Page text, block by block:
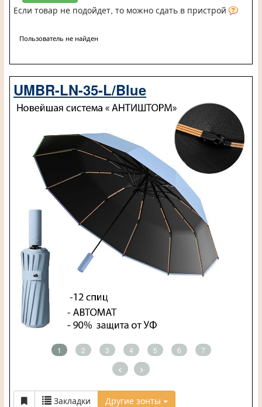
Если товар не подойдет, то можно сдать в пристрой
Пользователь не найден
UMBR-LN-35-L/Blue
1 2 3 4 5 6 7
< >
Закладки Другие зонты